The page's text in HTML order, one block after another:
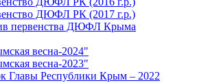
ДЮФЛ РК (2017 г.р.)
первенства ДЮФЛ Крыма
весна-2024"
весна-2023"
Главы Республики Крым – 2022